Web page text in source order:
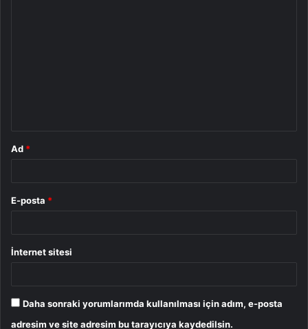
Ad *
E-posta *
İnternet sitesi
Daha sonraki yorumlarımda kullanılması için adım, e-posta
adresim ve site adresim bu tarayıcıya kaydedilsin.